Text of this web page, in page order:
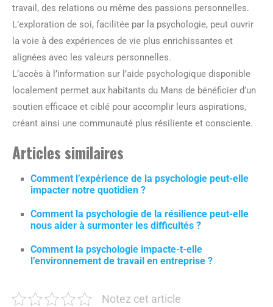
travail, des relations ou même des passions personnelles.
L’exploration de soi, facilitée par la psychologie, peut ouvrir
la voie à des expériences de vie plus enrichissantes et
alignées avec les valeurs personnelles.
L’accès à l’information sur l’aide psychologique disponible
localement permet aux habitants du Mans de bénéficier d’un
soutien efficace et ciblé pour accomplir leurs aspirations,
créant ainsi une communauté plus résiliente et consciente.
Articles similaires
Comment l’expérience de la psychologie peut-elle
impacter notre quotidien ?
Comment la psychologie de la résilience peut-elle
nous aider à surmonter les difficultés ?
Comment la psychologie impacte-t-elle
l’environnement de travail en entreprise ?
Notez cet article